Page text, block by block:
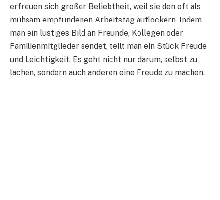
erfreuen sich großer Beliebtheit, weil sie den oft als
mühsam empfundenen Arbeitstag auflockern. Indem
man ein lustiges Bild an Freunde, Kollegen oder
Familienmitglieder sendet, teilt man ein Stück Freude
und Leichtigkeit. Es geht nicht nur darum, selbst zu
lachen, sondern auch anderen eine Freude zu machen.